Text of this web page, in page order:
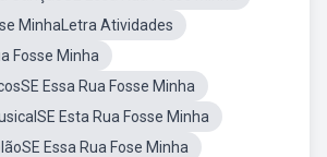
MinhaLetra Atividades
Fosse Minha
Essa Rua Fosse Minha
Esta Rua Fosse Minha
Essa Rua Fose Minha